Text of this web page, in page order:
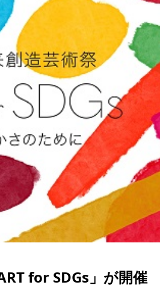
for SDGs」が開催